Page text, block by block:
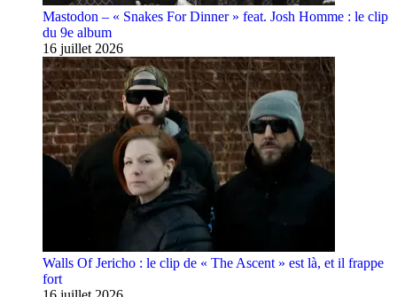
Mastodon – « Snakes For Dinner » feat. Josh Homme : le clip
du 9e album
16 juillet 2026
Walls Of Jericho : le clip de « The Ascent » est là, et il frappe
fort